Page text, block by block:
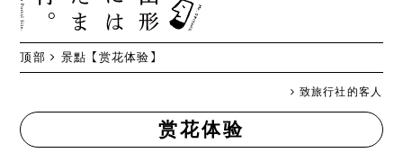
顶部 景點 【赏花体验】
致旅行社的客人
赏花体验